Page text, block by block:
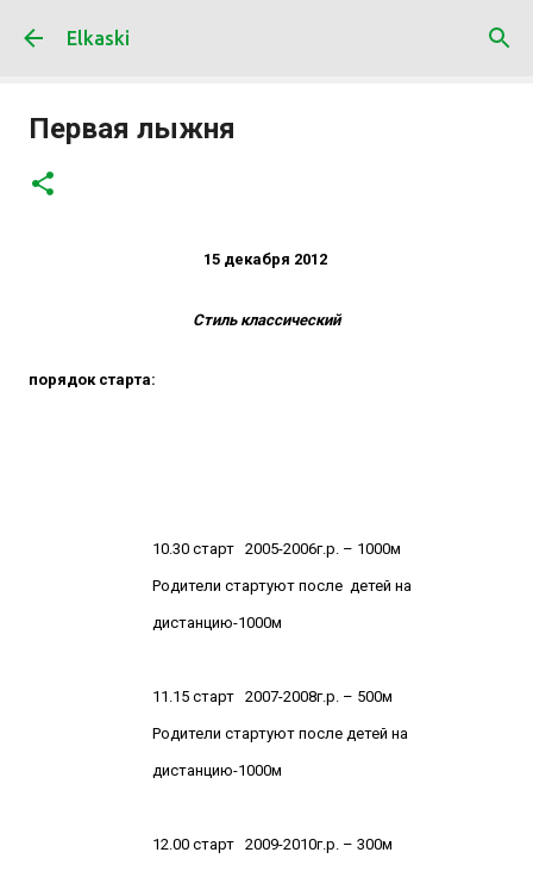
Elkaski
Первая лыжня
15 декабря 2012
Стиль классический
порядок старта:
10.30 старт 2005-2006г.р. – 1000м
Родители стартуют после детей на
дистанцию-1000м
11.15 старт 2007-2008г.р. – 500м
Родители стартуют после детей на
дистанцию-1000м
12.00 старт 2009-2010г.р. – 300м